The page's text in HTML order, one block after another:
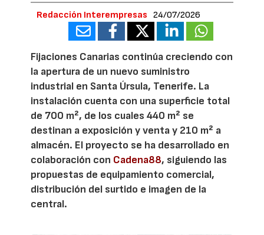
Redacción Interempresas 24/07/2026
Fijaciones Canarias continúa creciendo con
la apertura de un nuevo suministro
industrial en Santa Úrsula, Tenerife. La
instalación cuenta con una superficie total
de 700 m², de los cuales 440 m² se
destinan a exposición y venta y 210 m² a
almacén. El proyecto se ha desarrollado en
colaboración con Cadena88, siguiendo las
propuestas de equipamiento comercial,
distribución del surtido e imagen de la
central.